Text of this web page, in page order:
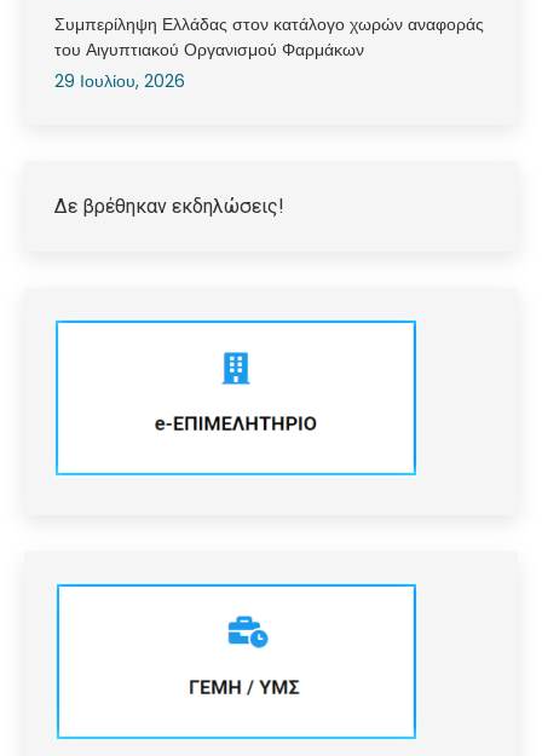
Συμπερίληψη Ελλάδας στον κατάλογο χωρών αναφοράς
του Αιγυπτιακού Οργανισμού Φαρμάκων
29 Ιουλίου, 2026
Δε βρέθηκαν εκδηλώσεις!